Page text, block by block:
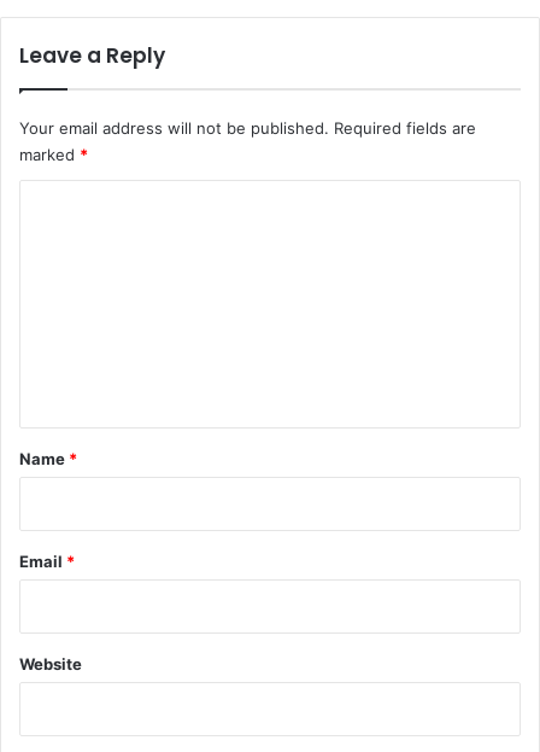
Leave a Reply
Your email address will not be published. Required fields are
marked *
*
Name *
Email *
Website